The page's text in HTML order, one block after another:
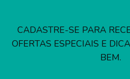
CADASTRE-SE PARA
OFERTAS ESPECIAIS E
BEM.